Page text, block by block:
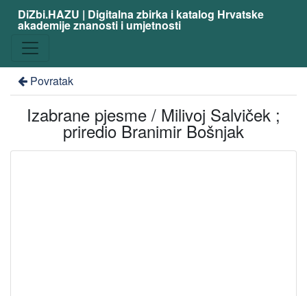
DiZbi.HAZU | Digitalna zbirka i katalog Hrvatske
akademije znanosti i umjetnosti
Povratak
Izabrane pjesme / Milivoj Salviček ;
priredio Branimir Bošnjak